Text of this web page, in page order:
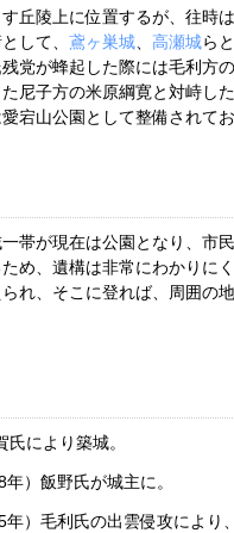
丘陵上に位置するが、往時
して、 鳶ヶ巣城、 高瀬城ら
党が蜂起した際には毛利方
尼子方の米原綱寛と対峙した
宕山公園として整備されて
一帯が現在は公園となり、市
め、遺構は非常にわかりに
れ、そこに登れば、周囲の
により築城。
）飯野氏が城主に。
）毛利氏の出雲侵攻により